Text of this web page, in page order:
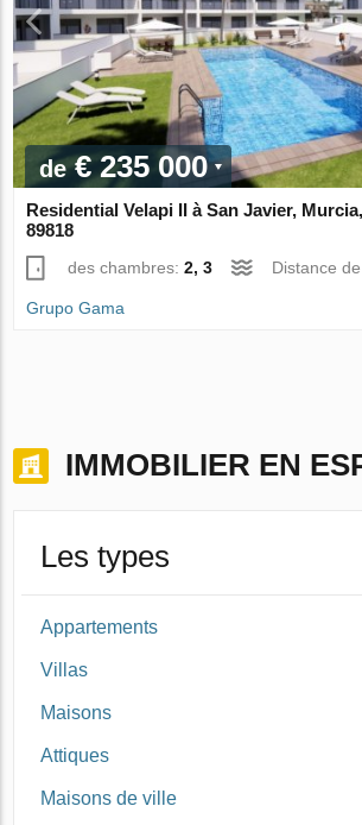
de€ 235 000
Residential Velapi II à San Javier,
89818
des chambres:2, 3 Distance
Grupo Gama
IMMOBILIER EN
Les types
Appartements
Villas
Maisons
Attiques
Maisons de ville